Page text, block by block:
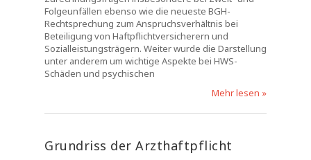
Folgeunfällen ebenso wie die neueste BGH-
Rechtsprechung zum Anspruchsverhältnis bei
Beteiligung von Haftpflichtversicherern und
Sozialleistungsträgern. Weiter wurde die Darstellung
unter anderem um wichtige Aspekte bei HWS-
Schäden und psychischen
Mehr lesen »
Grundriss der Arzthaftpflicht